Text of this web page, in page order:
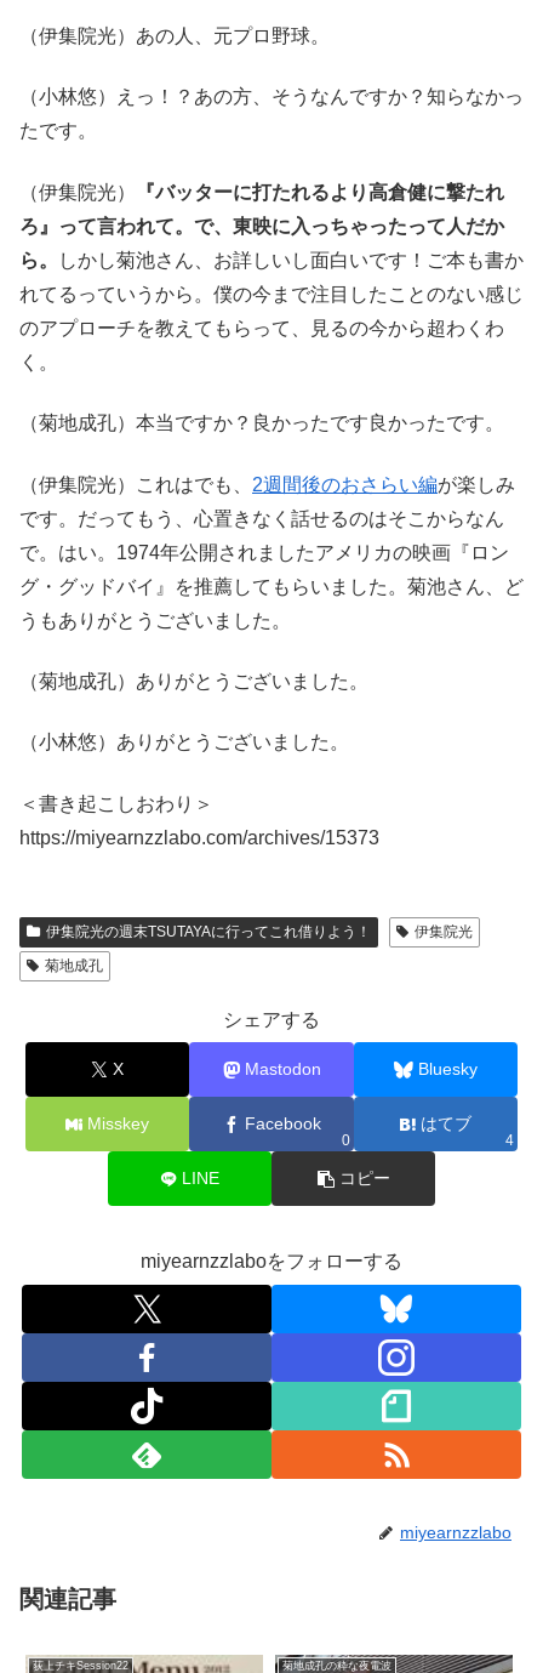
（伊集院光）あの人、元プロ野球。
（小林悠）えっ！？あの方、そうなんですか？知らなかっ
たです。
（伊集院光）
『バッターに打たれるより高倉健に撃たれ
ろ』って言われて。で、東映に入っちゃったって人だか
ら。
しかし菊池さん、お詳しいし面白いです！ご本も書か
れてるっていうから。僕の今まで注目したことのない感じ
のアプローチを教えてもらって、見るの今から超わくわ
く。
（菊地成孔）本当ですか？良かったです良かったです。
（伊集院光）これはでも、 2週間後のおさらい編が楽しみ
です。だってもう、心置きなく話せるのはそこからなん
で。はい。1974年公開されましたアメリカの映画『ロン
グ・グッドバイ』を推薦してもらいました。菊池さん、ど
うもありがとうございました。
（菊地成孔）ありがとうございました。
（小林悠）ありがとうございました。
＜書き起こしおわり＞
https://miyearnzzlabo.com/archives/15373
伊集院光の週末TSUTAYAに行ってこれ借りよう！
伊集院光
菊地成孔
シェアする
X Mastodon Bluesky
Misskey Facebook
0
はてブ
4
LINE コピー
miyearnzzlaboをフォローする
miyearnzzlabo
関連記事
荻上チキSession22 菊地成孔の粋な夜電波